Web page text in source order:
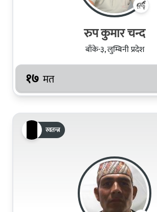
रुप कुमार चन्द
बाँके-३, लुम्बिनी प्रदेश
१७ मत
स्वतन्त्र